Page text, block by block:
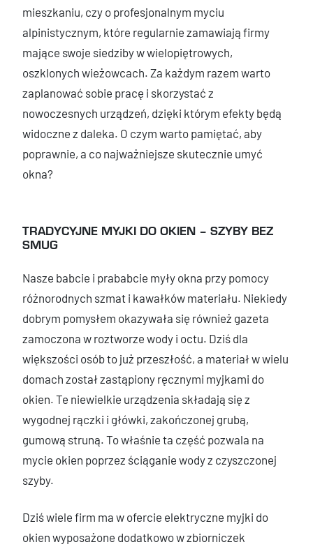
mieszkaniu, czy o profesjonalnym myciu
alpinistycznym, które regularnie zamawiają firmy
mające swoje siedziby w wielopiętrowych,
oszklonych wieżowcach. Za każdym razem warto
zaplanować sobie pracę i skorzystać z
nowoczesnych urządzeń, dzięki którym efekty będą
widoczne z daleka. O czym warto pamiętać, aby
poprawnie, a co najważniejsze skutecznie umyć
okna?
TRADYCYJNE MYJKI DO OKIEN – SZYBY BEZ
SMUG
Nasze babcie i prababcie myły okna przy pomocy
różnorodnych szmat i kawałków materiału. Niekiedy
dobrym pomysłem okazywała się również gazeta
zamoczona w roztworze wody i octu. Dziś dla
większości osób to już przeszłość, a materiał w wielu
domach został zastąpiony ręcznymi myjkami do
okien. Te niewielkie urządzenia składają się z
wygodnej rączki i główki, zakończonej grubą,
gumową struną. To właśnie ta część pozwala na
mycie okien poprzez ściąganie wody z czyszczonej
szyby.
Dziś wiele firm ma w ofercie elektryczne myjki do
okien wyposażone dodatkowo w zbiorniczek